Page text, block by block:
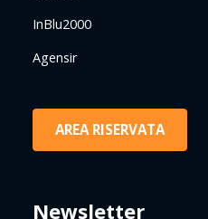
InBlu2000
Agensir
AREA RISERVATA
Newsletter